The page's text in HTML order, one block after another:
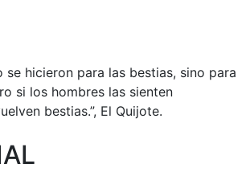
se hicieron para las bestias, sino para
si los hombres las sienten
bestias.”, El Quijote.